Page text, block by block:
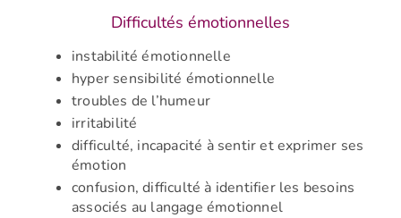
Difficultés émotionnelles
instabilité émotionnelle
hyper sensibilité émotionnelle
troubles de l’humeur
irritabilité
difficulté, incapacité à sentir et exprimer ses
émotion
confusion,difficulté à identifier les besoins
associés au langage émotionnel